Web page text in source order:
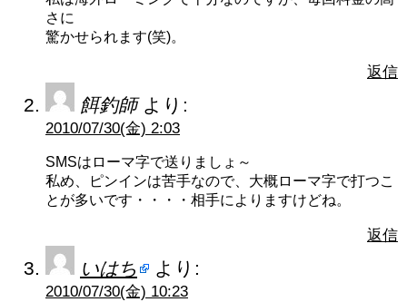
さに
驚かせられます(笑)。
返信
餌釣師 より:
2010/07/30(金) 2:03
SMSはローマ字で送りましょ～
私め、ピンインは苦手なので、大概ローマ字で打つこ
とが多いです・・・・相手によりますけどね。
返信
いはち より:
2010/07/30(金) 10:23